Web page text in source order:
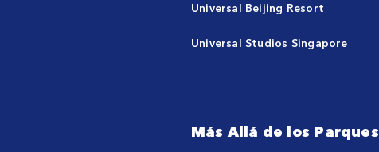
Universal Beijing Resort
Universal Studios Singapore
Más Allá de los Parques